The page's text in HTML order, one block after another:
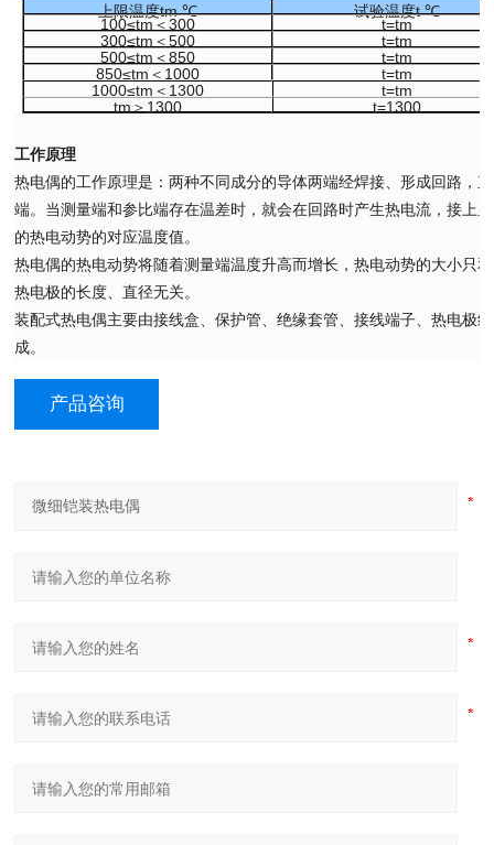
上限温度tm ℃ 试验温度t ℃
100≤tm＜300
t=tm
300≤tm＜500
t=tm
500≤tm＜850
t=tm
850≤tm＜1000
t=tm
1000≤tm＜1300
t=tm
tm＞1300
t=1300
工作原理
热电偶的工作原理是：两种不同成分的导体两端经焊接、形成回路，
端。当测量端和参比端存在温差时，就会在回路时产生热电流，接上
的热电动势的对应温度值。
热电偶的热电动势将随着测量端温度升高而增长，热电动势的大小只
热电极的长度、直径无关。
装配式热电偶主要由接线盒、保护管、绝缘套管、接线端子、热电极
成。
产品咨询